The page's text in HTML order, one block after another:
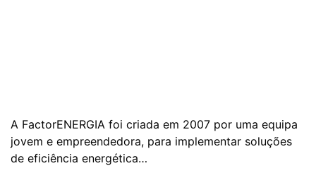
A FactorENERGIA foi criada em 2007 por uma equipa
jovem e empreendedora, para implementar soluções
de eficiência energética…